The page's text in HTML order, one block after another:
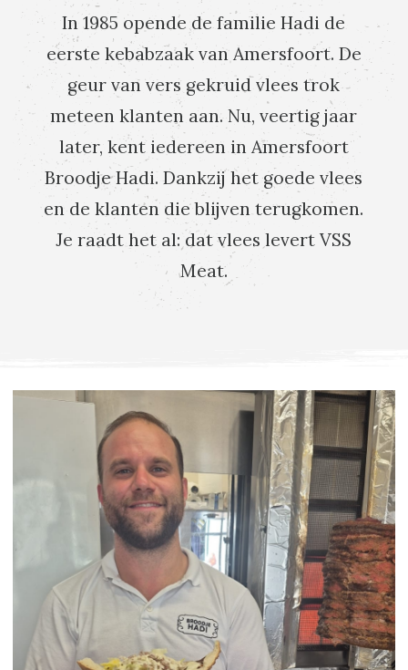
In 1985 opende de familie Hadi de
eerste kebabzaak van Amersfoort. De
geur van vers gekruid vlees trok
meteen klanten aan. Nu, veertig jaar
later, kent iedereen in Amersfoort
Broodje Hadi. Dankzij het goede vlees
en de klanten die blijven terugkomen.
Je raadt het al: dat vlees levert VSS
Meat.